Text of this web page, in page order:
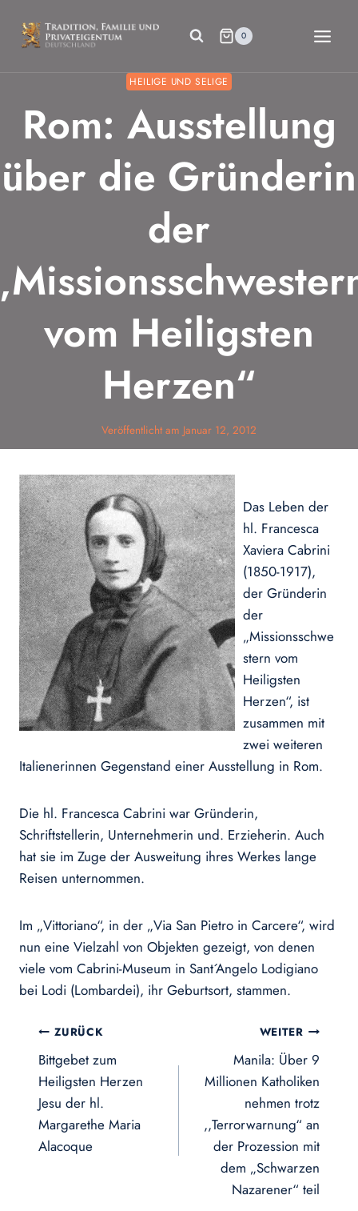
Inhalt
springen
0
HEILIGE UND SELIGE
Rom: Ausstellung
über die Gründerin
der
vom Heiligsten
Herzen“
Veröffentlicht am Januar 12, 2012
Das Leben der
hl. Francesca
Xaviera Cabrini
(1850-1917),
der Gründerin
der
„Missionsschwe
stern vom
Heiligsten
Herzen“, ist
zusammen mit
zwei weiteren
Italienerinnen Gegenstand einer Ausstellung in Rom.
Die hl. Francesca Cabrini war Gründerin,
Schriftstellerin, Unternehmerin und. Erzieherin. Auch
hat sie im Zuge der Ausweitung ihres Werkes lange
Reisen unternommen.
Im „Vittoriano“, in der „Via San Pietro in Carcere“, wird
nun eine Vielzahl von Objekten gezeigt, von denen
viele vom Cabrini-Museum in Sant´Angelo Lodigiano
bei Lodi (Lombardei), ihr Geburtsort, stammen.
Beitragsnavigation
ZURÜCK
Bittgebet zum
Heiligsten Herzen
Jesu der hl.
Margarethe Maria
Alacoque
WEITER
Manila: Über 9
Millionen Katholiken
nehmen trotz
,,Terrorwarnung“ an
der Prozession mit
dem „Schwarzen
Nazarener“ teil